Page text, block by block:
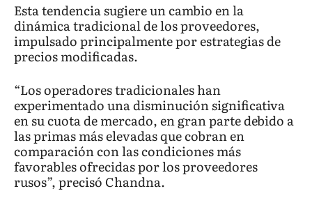
Esta tendencia sugiere un cambio en la
dinámica tradicional de los proveedores,
impulsado principalmente por estrategias de
precios modificadas.
“Los operadores tradicionales han
experimentado una disminución significativa
en su cuota de mercado, en gran parte debido a
las primas más elevadas que cobran en
comparación con las condiciones más
favorables ofrecidas por los proveedores
rusos”, precisó Chandna.